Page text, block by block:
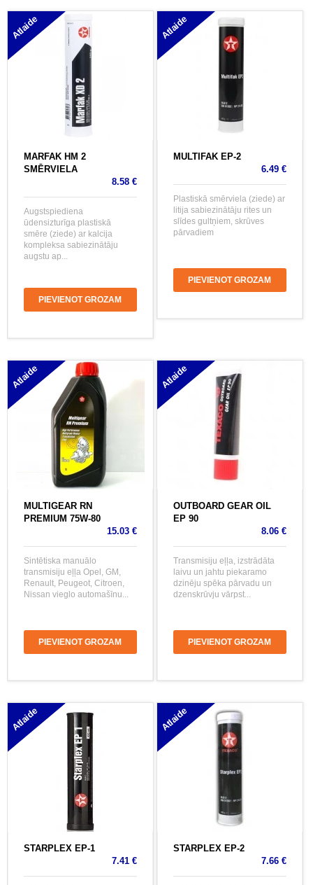
Atlaide
MARFAK HM 2
SMĒRVIELA
8.58 €
Augstspiediena
ūdensizturīga plastiskā
smēre (ziede) ar kalcija
kompleksa sabiezinātāju
augstu ap...
PIEVIENOT GROZAM
Atlaide
MULTIFAK EP-2
6.49 €
Plastiskā smērviela (ziede) ar
litija sabiezinātāju rites un
slīdes gultņiem, skrūves
pārvadiem
PIEVIENOT GROZAM
Atlaide
MULTIGEAR RN
PREMIUM 75W-80
15.03 €
Sintētiska manuālo
transmisiju eļļa Opel, GM,
Renault, Peugeot, Citroen,
Nissan vieglo automašīnu...
PIEVIENOT GROZAM
Atlaide
OUTBOARD GEAR OIL
EP 90
8.06 €
Transmisiju eļļa, izstrādāta
laivu un jahtu piekaramo
dzinēju spēka pārvadu un
dzenskrūvju vārpst...
PIEVIENOT GROZAM
Atlaide
STARPLEX EP-1
7.41 €
Atlaide
STARPLEX EP-2
7.66 €